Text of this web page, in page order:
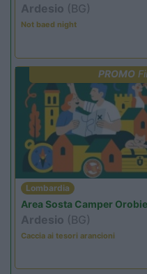
Ardesio (BG)
Not baed night
PROMO
Lombardia
Area Sosta Camper Orobie
Ardesio (BG)
Caccia ai tesori arancioni